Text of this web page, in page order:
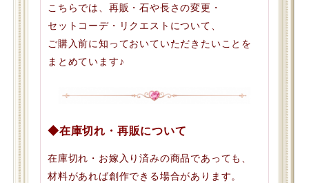
こちらでは、再販・石や長さの変更・
セットコーデ・リクエストについて、
ご購入前に知っておいていただきたいことを
まとめています♪
◆在庫切れ・再販について
在庫切れ・お嫁入り済みの商品であっても、
材料があれば創作できる場合があります。